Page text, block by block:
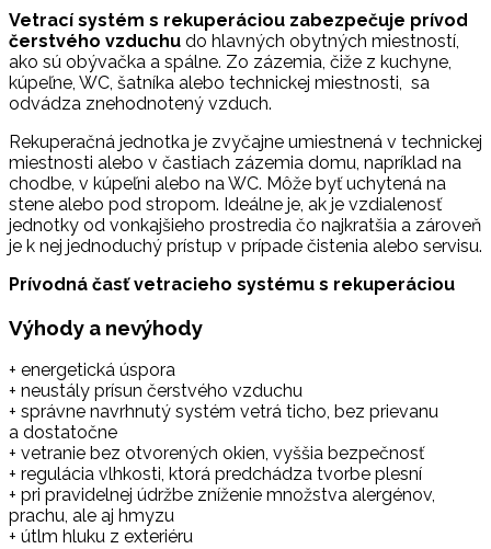
Vetrací systém s rekuperáciou zabezpečuje prívod
čerstvého vzduchu do hlavných obytných miestností,
ako sú obývačka a spálne. Zo zázemia, čiže z kuchyne,
kúpeľne, WC, šatníka alebo technickej miestnosti, sa
odvádza znehodnotený vzduch.
Rekuperačná jednotka je zvyčajne umiestnená v technickej
miestnosti alebo v častiach zázemia domu, napríklad na
chodbe, v kúpeľni alebo na WC. Môže byť uchytená na
stene alebo pod stropom. Ideálne je, ak je vzdialenosť
jednotky od vonkajšieho prostredia čo najkratšia a zároveň
je k nej jednoduchý prístup v prípade čistenia alebo servisu.
Prívodná časť vetracieho systému s rekuperáciou
Výhody a nevýhody
+ energetická úspora
+ neustály prísun čerstvého vzduchu
+ správne navrhnutý systém vetrá ticho, bez prievanu
a dostatočne
+ vetranie bez otvorených okien, vyššia bezpečnosť
+ regulácia vlhkosti, ktorá predchádza tvorbe plesní
+ pri pravidelnej údržbe zníženie množstva alergénov,
prachu, ale aj hmyzu
+ útlm hluku z exteriéru